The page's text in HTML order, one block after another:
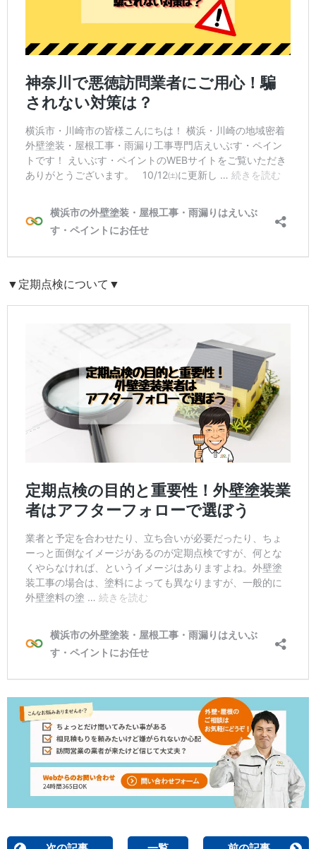
▼定期点検について▼